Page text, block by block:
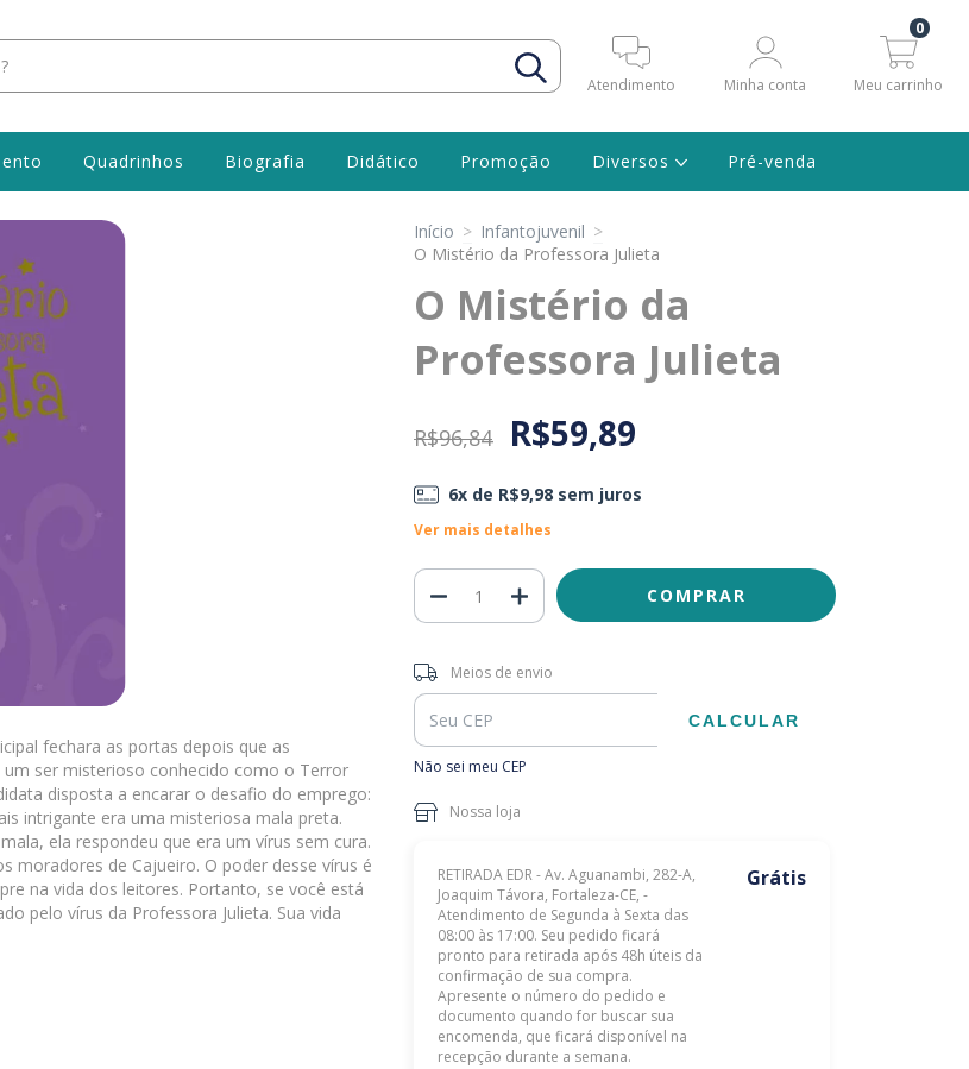
Atendimento Minha conta Meu carrinho
0
Quadrinhos Biografia Didático Promoção Diversos Pré-venda
fechara as portas depois que as
ser misterioso conhecido como o Terror
disposta a encarar o desafio do emprego:
intrigante era uma misteriosa mala preta.
ela respondeu que era um vírus sem cura.
moradores de Cajueiro. O poder desse vírus é
na vida dos leitores. Portanto, se você está
pelo vírus da Professora Julieta. Sua vida
Início > Infantojuvenil >
O Mistério da Professora Julieta
O Mistério da
Professora Julieta
R$96,84 R$59,89
6x de R$9,98sem juros
Ver mais detalhes
Entregas para o CEP:
Meios de envio
CALCULAR
Não sei meu CEP
Nossa loja
RETIRADA EDR - Av. Aguanambi, 282-A,
Joaquim Távora, Fortaleza-CE, -
Atendimento de Segunda à Sexta das
08:00 às 17:00. Seu pedido ficará
pronto para retirada após 48h úteis da
confirmação de sua compra.
Apresente o número do pedido e
documento quando for buscar sua
encomenda, que ficará disponível na
recepção durante a semana.
Grátis